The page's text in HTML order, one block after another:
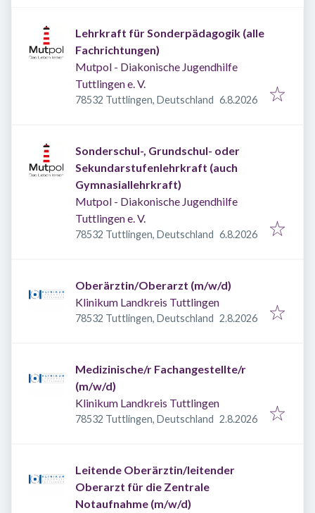
Lehrkraft für Sonderpädagogik (alle
Fachrichtungen)
Mutpol - Diakonische Jugendhilfe
Tuttlingen e. V.
78532 Tuttlingen, Deutschland Veröffentlicht
6.8.2026
Sonderschul-, Grundschul- oder
Sekundarstufenlehrkraft (auch
Gymnasiallehrkraft)
Mutpol - Diakonische Jugendhilfe
Tuttlingen e. V.
78532 Tuttlingen, Deutschland Veröffentlicht
6.8.2026
Oberärztin/Oberarzt (m/w/d)
Klinikum Landkreis Tuttlingen
78532 Tuttlingen, Deutschland Veröffentlicht
2.8.2026
Medizinische/r Fachangestellte/r
(m/w/d)
Klinikum Landkreis Tuttlingen
78532 Tuttlingen, Deutschland Veröffentlicht
2.8.2026
Leitende Oberärztin/leitender
Oberarzt für die Zentrale
Notaufnahme (m/w/d)